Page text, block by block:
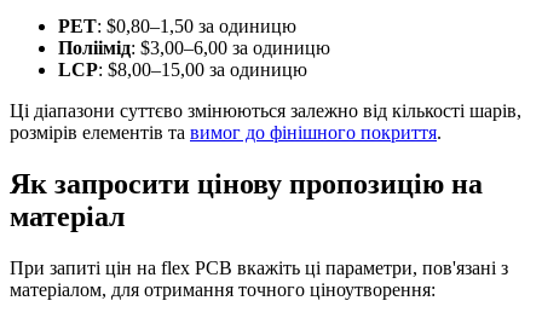
PET: $0,80–1,50 за одиницю
Поліімід: $3,00–6,00 за одиницю
LCP: $8,00–15,00 за одиницю
Ці діапазони суттєво змінюються залежно від кількості шарів,
розмірів елементів та вимог до фінішного покриття.
Як запросити цінову пропозицію на
матеріал
При запиті цін на flex PCB вкажіть ці параметри, пов'язані з
матеріалом, для отримання точного ціноутворення: